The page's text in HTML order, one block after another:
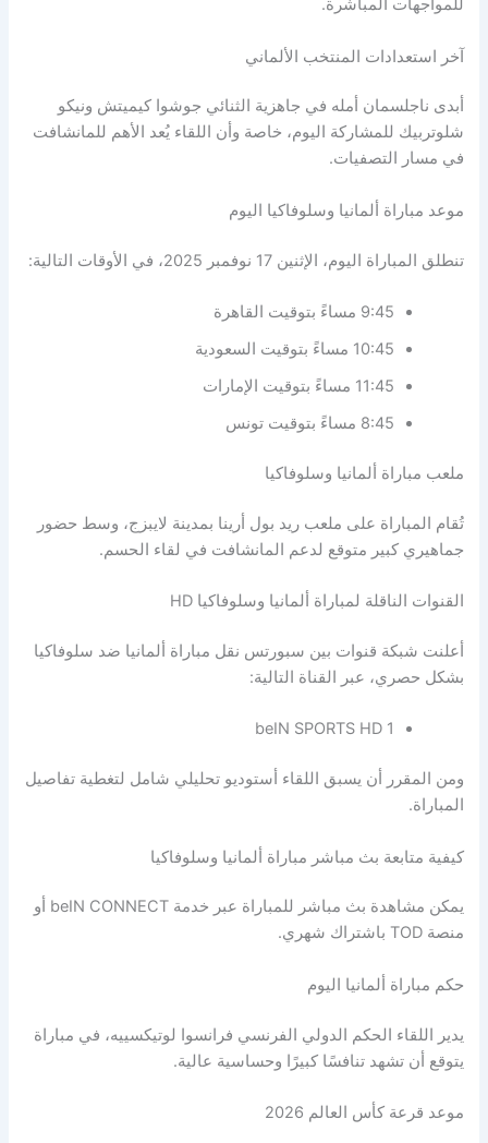
للمواجهات المباشرة.
آخر استعدادات المنتخب الألماني
أبدى ناجلسمان أمله في جاهزية الثنائي جوشوا كيميتش ونيكو
شلوتربيك للمشاركة اليوم، خاصة وأن اللقاء يُعد الأهم للمانشافت
في مسار التصفيات.
موعد مباراة ألمانيا وسلوفاكيا اليوم
تنطلق المباراة اليوم، الإثنين 17 نوفمبر 2025، في الأوقات التالية:
9:45 مساءً بتوقيت القاهرة
10:45 مساءً بتوقيت السعودية
11:45 مساءً بتوقيت الإمارات
8:45 مساءً بتوقيت تونس
ملعب مباراة ألمانيا وسلوفاكيا
تُقام المباراة على ملعب ريد بول أرينا بمدينة لايبزج، وسط حضور
جماهيري كبير متوقع لدعم المانشافت في لقاء الحسم.
القنوات الناقلة لمباراة ألمانيا وسلوفاكيا HD
أعلنت شبكة قنوات بين سبورتس نقل مباراة ألمانيا ضد سلوفاكيا
بشكل حصري، عبر القناة التالية:
beIN SPORTS HD 1
ومن المقرر أن يسبق اللقاء أستوديو تحليلي شامل لتغطية تفاصيل
المباراة.
كيفية متابعة بث مباشر مباراة ألمانيا وسلوفاكيا
يمكن مشاهدة بث مباشر للمباراة عبر خدمة beIN CONNECT أو
منصة TOD باشتراك شهري.
حكم مباراة ألمانيا اليوم
يدير اللقاء الحكم الدولي الفرنسي فرانسوا لوتيكسييه، في مباراة
يتوقع أن تشهد تنافسًا كبيرًا وحساسية عالية.
موعد قرعة كأس العالم 2026